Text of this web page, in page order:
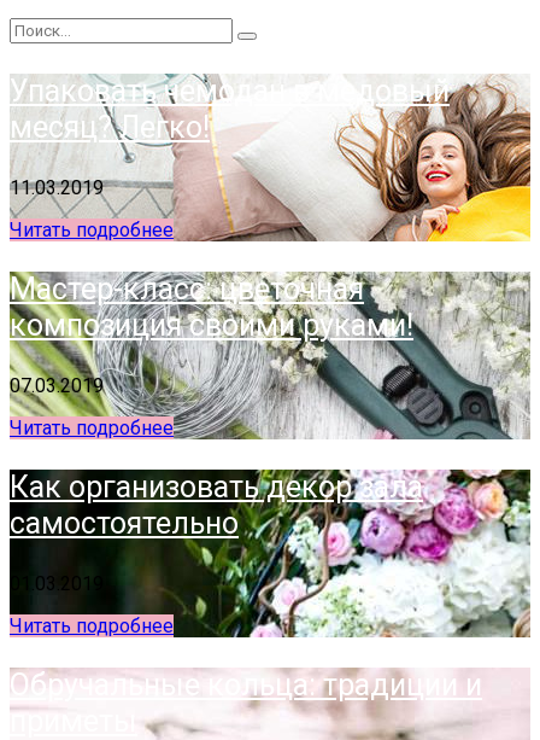
Упаковать чемодан в медовый
месяц? Легко!
11.03.2019
Читать подробнее
Мастер-класс: цветочная
композиция своими руками!
07.03.2019
Читать подробнее
Как организовать декор зала
самостоятельно
01.03.2019
Читать подробнее
Обручальные кольца: традиции и
приметы